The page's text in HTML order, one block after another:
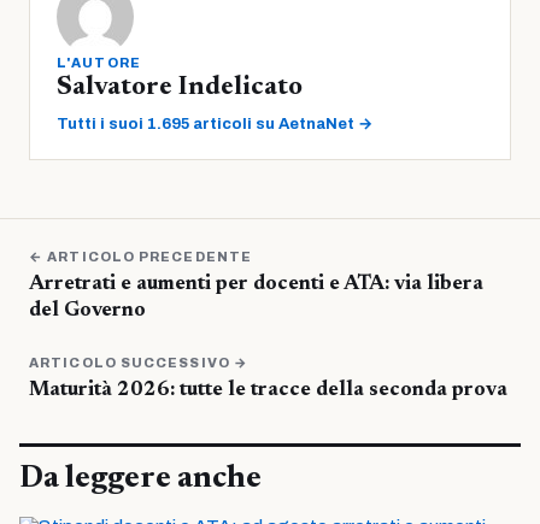
L'AUTORE
Salvatore Indelicato
Tutti i suoi 1.695 articoli su AetnaNet →
← ARTICOLO PRECEDENTE
Arretrati e aumenti per docenti e ATA: via libera
del Governo
ARTICOLO SUCCESSIVO →
Maturità 2026: tutte le tracce della seconda prova
Da leggere anche